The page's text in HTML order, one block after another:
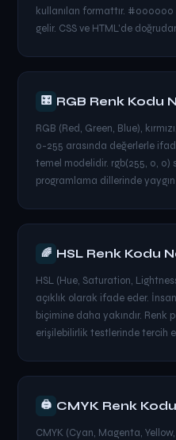
kullanılan formattır.
gelir. CSS ve HTML'de
🎛 RGB Renk Kodu
RGB (Red, Green, Blue),
0-255 arasında değerlerle
temel modelidir. rgb(255, 0, 0)
programlama dillerinde yaygın
🌈 HSL Renk Kodu
HSL (Hue, Saturation,
açıklık olarak ifade eder.
biçimine daha yakındır. Renk
erişilebilirlik testlerinde tercih
🖨 CMYK Renk
CMYK (Cyan, Magenta,